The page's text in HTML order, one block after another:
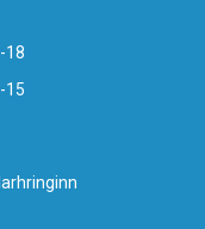
18
15